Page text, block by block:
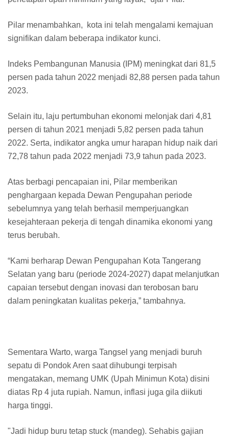
Pilar menambahkan, kota ini telah mengalami kemajuan
signifikan dalam beberapa indikator kunci.
Indeks Pembangunan Manusia (IPM) meningkat dari 81,5
persen pada tahun 2022 menjadi 82,88 persen pada tahun
2023.
Selain itu, laju pertumbuhan ekonomi melonjak dari 4,81
persen di tahun 2021 menjadi 5,82 persen pada tahun
2022. Serta, indikator angka umur harapan hidup naik dari
72,78 tahun pada 2022 menjadi 73,9 tahun pada 2023.
Atas berbagi pencapaian ini, Pilar memberikan
penghargaan kepada Dewan Pengupahan periode
sebelumnya yang telah berhasil memperjuangkan
kesejahteraan pekerja di tengah dinamika ekonomi yang
terus berubah.
“Kami berharap Dewan Pengupahan Kota Tangerang
Selatan yang baru (periode 2024-2027) dapat melanjutkan
capaian tersebut dengan inovasi dan terobosan baru
dalam peningkatan kualitas pekerja,” tambahnya.
Sementara Warto, warga Tangsel yang menjadi buruh
sepatu di Pondok Aren saat dihubungi terpisah
mengatakan, memang UMK (Upah Minimun Kota) disini
diatas Rp 4 juta rupiah. Namun, inflasi juga gila diikuti
harga tinggi.
"Jadi hidup buru tetap stuck (mandeg). Sehabis gajian